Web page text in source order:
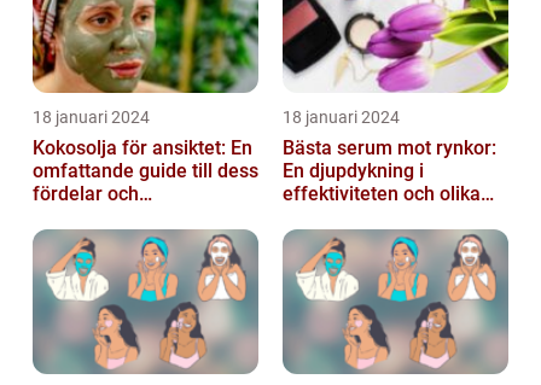
18 januari 2024
Kokosolja för ansiktet: En
omfattande guide till dess
fördelar och
18 januari 2024
Bästa serum mot rynkor:
En djupdykning i
effektiviteten och olika